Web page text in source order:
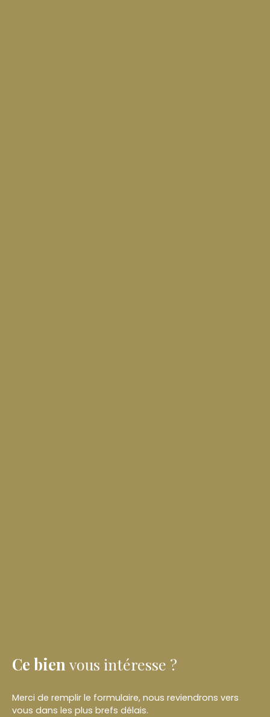
Ce bien vous intéresse ?
Merci de remplir le formulaire, nous reviendrons vers
vous dans les plus brefs délais.